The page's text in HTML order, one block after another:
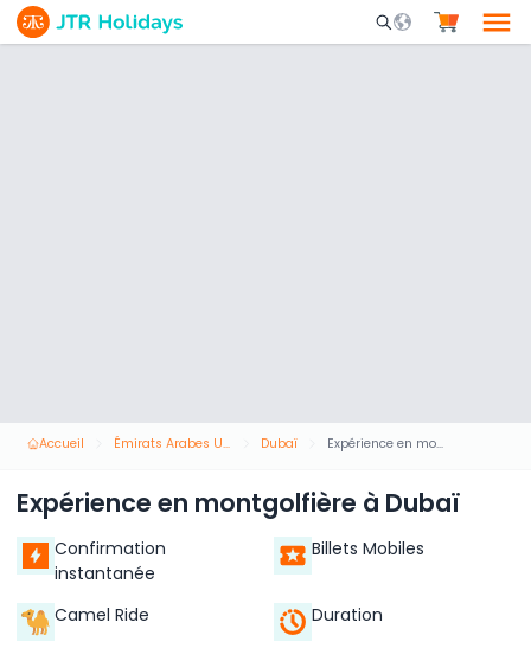
Mobile Search
Accueil Émirats Arabes Unis Dubaï Expérience en montgolfière à Dubaï
Expérience en montgolfière à Dubaï
Confirmation
instantanée
Billets Mobiles
Camel Ride Duration